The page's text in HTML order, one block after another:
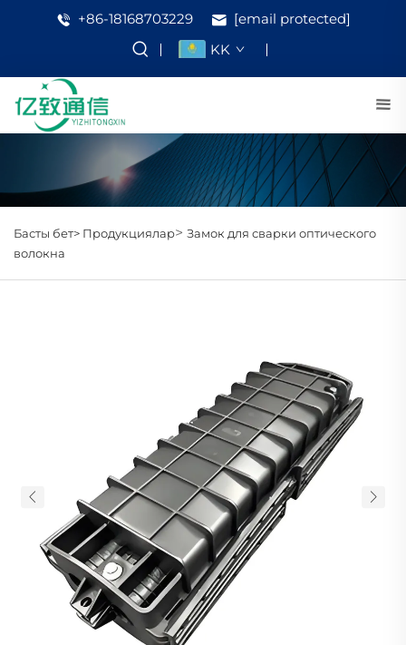
+86-18168703229
[email protected]
KK
Басты бет> Продукциялар> Замок для сварки оптического
волокна